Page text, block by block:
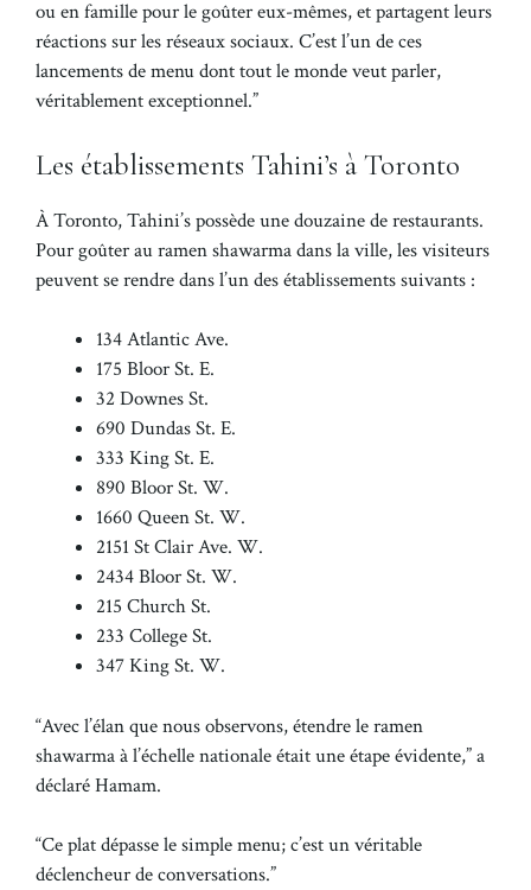
ou en famille pour le goûter eux-mêmes, et partagent leurs
réactions sur les réseaux sociaux. C’est l’un de ces
lancements de menu dont tout le monde veut parler,
véritablement exceptionnel.”
Les établissements Tahini’s à Toronto
À Toronto, Tahini’s possède une douzaine de restaurants.
Pour goûter au ramen shawarma dans la ville, les visiteurs
peuvent se rendre dans l’un des établissements suivants :
134 Atlantic Ave.
175 Bloor St. E.
32 Downes St.
690 Dundas St. E.
333 King St. E.
890 Bloor St. W.
1660 Queen St. W.
2151 St Clair Ave. W.
2434 Bloor St. W.
215 Church St.
233 College St.
347 King St. W.
“Avec l’élan que nous observons, étendre le ramen
shawarma à l’échelle nationale était une étape évidente,” a
déclaré Hamam.
“Ce plat dépasse le simple menu; c’est un véritable
déclencheur de conversations.”